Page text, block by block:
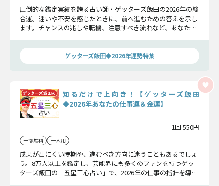
圧倒的な鑑定実績を誇る占い師・ゲッターズ飯田の2026年の総
合運。迷いや不安を感じたときに、前へ進むための答えを示し
ます。チャンスの兆しや転機、注意すべき流れなど、あなたに
と行動のヒントをお届けします。
ゲッターズ飯田◆2026年運勢特集
知るだけで上向き！【ゲッターズ飯田
◆2026年あなたの仕事運＆金運】
1回 550円
一部無料 一人用
成果が出にくい時期や、進むべき方向に迷うこともあるでしょ
う。8万人以上を鑑定し、芸能界にも多くのファンを持つゲッ
ターズ飯田の「五星三心占い」で、2026年の仕事の指針を導き